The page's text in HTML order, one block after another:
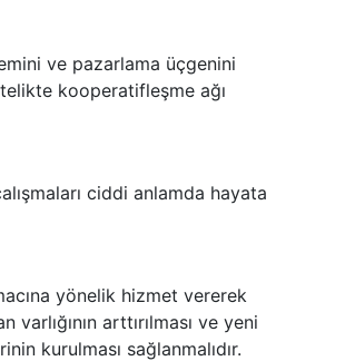
ve pazarlama üçgenini
kooperatifleşme ağı
ciddi anlamda hayata
yönelik hizmet vererek
varlığının arttırılması ve yeni
kurulması sağlanmalıdır.